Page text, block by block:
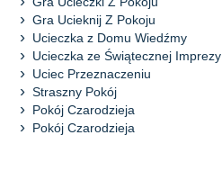
Gra Ucieknij Z Pokoju
Ucieczka z Domu Wiedźmy
Ucieczka ze Świątecznej Imprezy
Uciec Przeznaczeniu
Straszny Pokój
Pokój Czarodzieja
Pokój Czarodzieja